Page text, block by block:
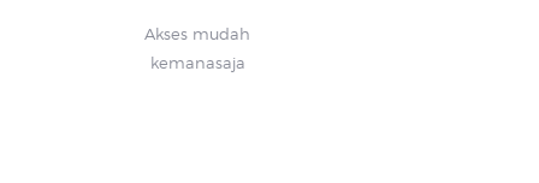
Akses mudah
kemanasaja